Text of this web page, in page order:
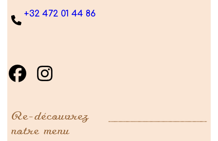
+32 472 01 44 86
Re-découvrez
notre menu